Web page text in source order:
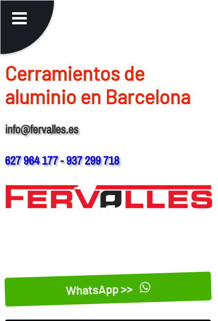
Cerramientos de
aluminio en Barcelona
info@fervalles.es
627 964 177-937 299 718
WhatsApp >>